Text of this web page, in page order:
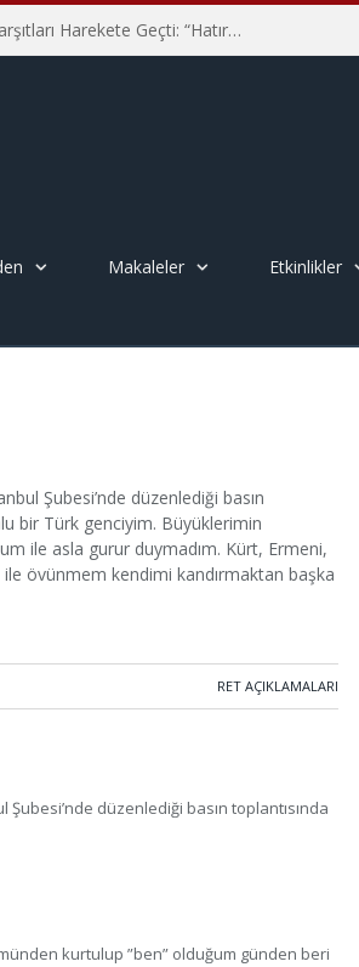
Hiroşima’nın 81. Yılında İtalyan Savaş Karşıtları Harekete Geçti: “Hatırlamak yeterli değil”
Makaleler Etkinlikler
Şubesi’nde düzenlediği basın
bir Türk genciyim. Büyüklerimin
ile asla gurur duymadım. Kürt, Ermeni,
övünmem kendimi kandırmaktan başka
RET AÇIKLAMALARI
Şubesi’nde düzenlediği basın toplantısında
kurtulup ”ben” olduğum günden beri